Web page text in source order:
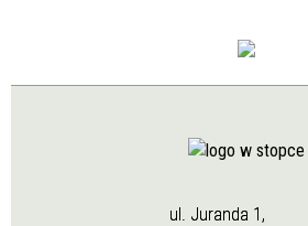
ul. Juranda 1,